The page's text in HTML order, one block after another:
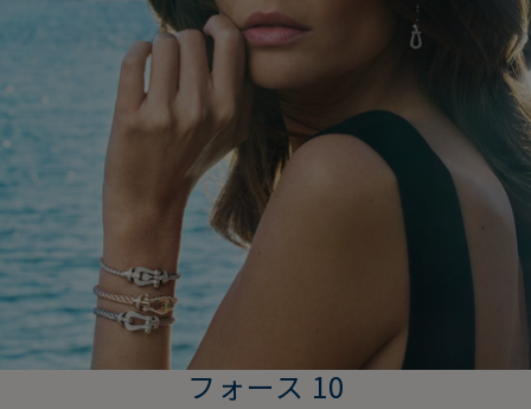
フォース 10